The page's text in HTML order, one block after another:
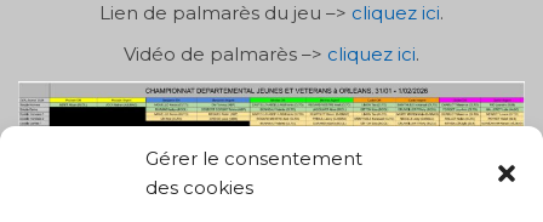
Gérer le consentement
des cookies
Lien de palmarès du jeu –> cliquez ici.
Vidéo de palmarès –> cliquez ici.